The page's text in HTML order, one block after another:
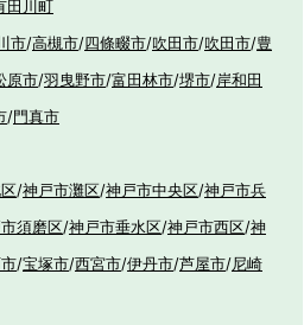
田川町
市/高槻市/四條畷市/吹田市/吹田市/豊
原市/羽曳野市/富田林市/堺市/岸和田
/門真市
/神戸市灘区/神戸市中央区/神戸市兵
須磨区/神戸市垂水区/神戸市西区/神
/宝塚市/西宮市/伊丹市/芦屋市/尼崎